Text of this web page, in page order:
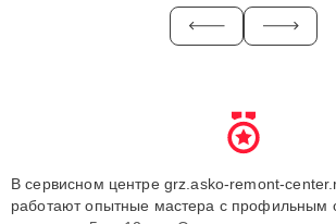
В сервисном центре grz.asko-remont-
работают опытные мастера с профильным